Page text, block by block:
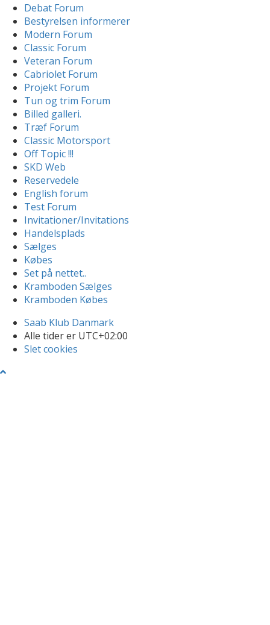
Debat Forum
Bestyrelsen informerer
Modern Forum
Classic Forum
Veteran Forum
Cabriolet Forum
Projekt Forum
Tun og trim Forum
Billed galleri.
Træf Forum
Classic Motorsport
Off Topic !!!
SKD Web
Reservedele
English forum
Test Forum
Invitationer/Invitations
Handelsplads
Sælges
Købes
Set på nettet..
Kramboden Sælges
Kramboden Købes
Saab Klub Danmark
Alle tider er UTC+02:00
Slet cookies